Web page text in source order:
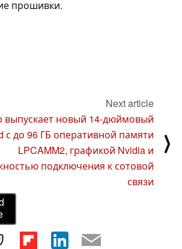
прошивки.
Next article
выпускает новый 14-дюймовый
с до 96 ГБ оперативной памяти
LPCAMM2, графикой Nvidia и
подключения к сотовой
связи
⟩